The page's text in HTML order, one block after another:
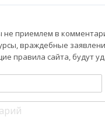
приемлем в
враждебные
правила сайта, будут